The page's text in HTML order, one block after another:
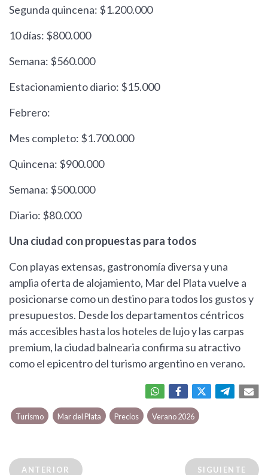
Segunda quincena: $1.200.000
10 días: $800.000
Semana: $560.000
Estacionamiento diario: $15.000
Febrero:
Mes completo: $1.700.000
Quincena: $900.000
Semana: $500.000
Diario: $80.000
Una ciudad con propuestas para todos
Con playas extensas, gastronomía diversa y una
amplia oferta de alojamiento, Mar del Plata vuelve a
posicionarse como un destino para todos los gustos y
presupuestos. Desde los departamentos céntricos
más accesibles hasta los hoteles de lujo y las carpas
premium, la ciudad balnearia confirma su atractivo
como el epicentro del turismo argentino en verano.
Turismo Mar del Plata Precios Verano 2026
ANTERIOR SIGUIENTE